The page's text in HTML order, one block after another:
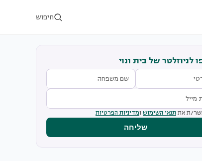
חיפוש
לניוזלטר של בית ונוי
ת את תנאי השימוש ומדיניות הפרטיות
שליחה